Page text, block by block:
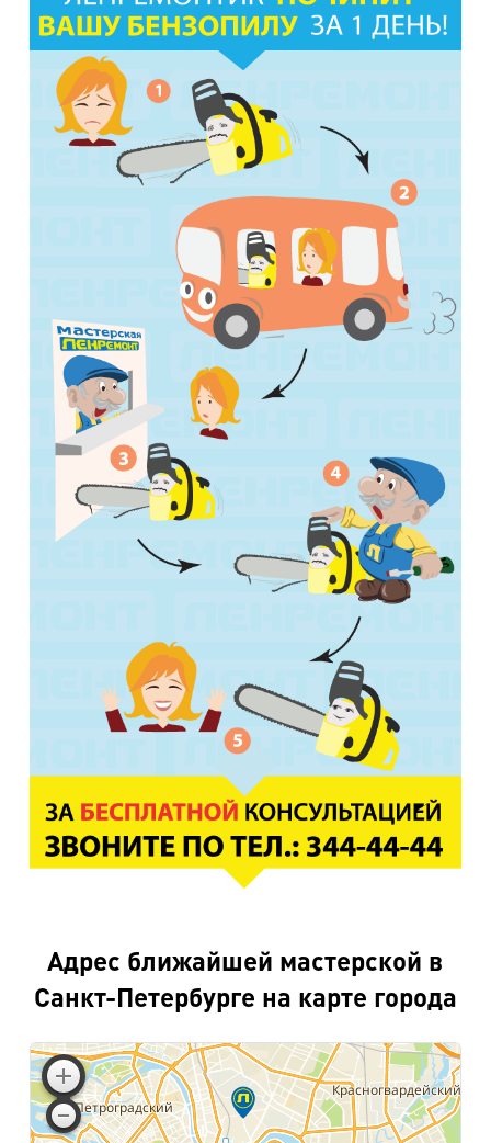
Адрес ближайшей мастерской в
Санкт-Петербурге на карте города